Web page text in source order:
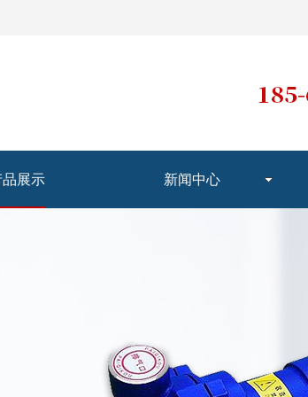
品展示 新闻中心